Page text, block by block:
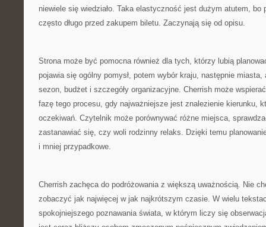
niewiele się wiedziało. Taka elastyczność jest dużym atutem, bo
często długo przed zakupem biletu. Zaczynają się od opisu.
Strona może być pomocna również dla tych, którzy lubią
pojawia się ogólny pomysł, potem wybór kraju, następnie
sezon, budżet i szczegóły organizacyjne. Cherrish może
fazę tego procesu, gdy najważniejsze jest znalezienie kierunku,
oczekiwań. Czytelnik może porównywać różne miejsca,
zastanawiać się, czy woli rodzinny relaks. Dzięki temu
i mniej przypadkowe.
Cherrish zachęca do podróżowania z większą uważnością. Nie
zobaczyć jak najwięcej w jak najkrótszym czasie. W wielu
spokojniejszego poznawania świata, w którym liczy się